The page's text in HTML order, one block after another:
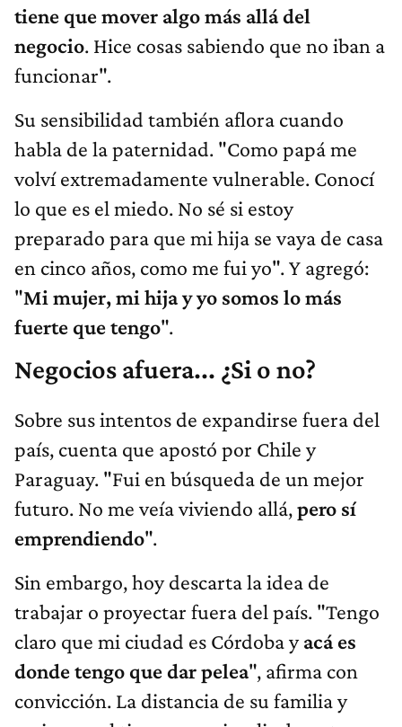
tiene que mover algo más allá del
negocio. Hice cosas sabiendo que no iban a
funcionar".
Su sensibilidad también aflora cuando
habla de la paternidad. "Como papá me
volví extremadamente vulnerable. Conocí
lo que es el miedo. No sé si estoy
preparado para que mi hija se vaya de casa
en cinco años, como me fui yo". Y agregó:
"Mi mujer, mi hija y yo somos lo más
fuerte que tengo".
Negocios afuera... ¿Si o no?
Sobre sus intentos de expandirse fuera del
país, cuenta que apostó por Chile y
Paraguay. "Fui en búsqueda de un mejor
futuro. No me veía viviendo allá,pero sí
emprendiendo".
Sin embargo, hoy descarta la idea de
trabajar o proyectar fuera del país. "Tengo
claro que mi ciudad es Córdoba yacá es
donde tengo que dar pelea", afirma con
convicción. La distancia de su familia y